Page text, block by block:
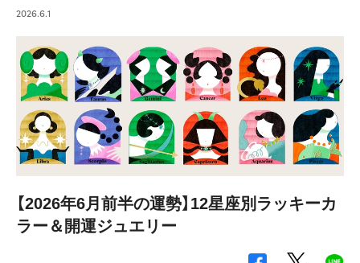
2026.6.1
【2026年6月前半の運勢】12星座別ラッキーカ
ラー＆開運ジュエリー